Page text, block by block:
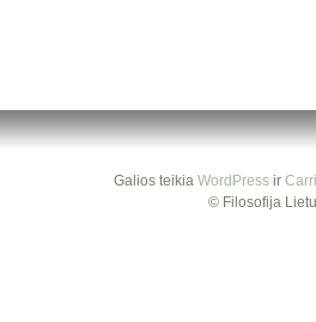
Galios teikia WordPressir
© Filosofija